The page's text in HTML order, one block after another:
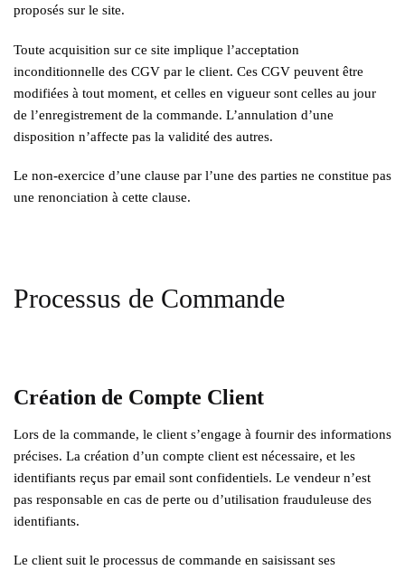
proposés sur le site.
Toute acquisition sur ce site implique l’acceptation
inconditionnelle des CGV par le client. Ces CGV peuvent être
modifiées à tout moment, et celles en vigueur sont celles au jour
de l’enregistrement de la commande. L’annulation d’une
disposition n’affecte pas la validité des autres.
Le non-exercice d’une clause par l’une des parties ne constitue pas
une renonciation à cette clause.
Processus de Commande
Création de Compte Client
Lors de la commande, le client s’engage à fournir des informations
précises. La création d’un compte client est nécessaire, et les
identifiants reçus par email sont confidentiels. Le vendeur n’est
pas responsable en cas de perte ou d’utilisation frauduleuse des
identifiants.
Le client suit le processus de commande en saisissant ses